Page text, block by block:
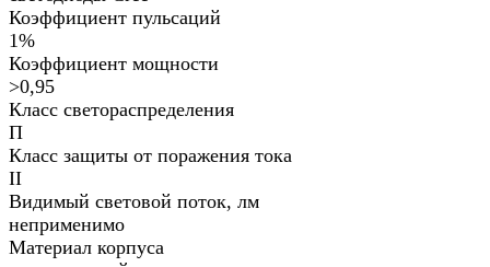
Коэффициент пульсаций
1%
Коэффициент мощности
>0,95
Класс светораспределения
П
Класс защиты от поражения тока
II
Видимый световой поток, лм
неприменимо
Материал корпуса